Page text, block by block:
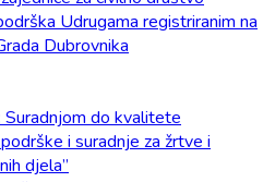
Udrugama registriranim na
Dubrovnika
Suradnjom do kvalitete
i suradnje za žrtve i
djela”